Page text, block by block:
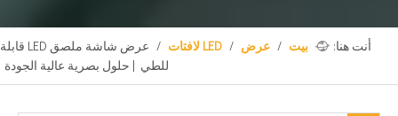
أنت هنا: بيت / عرض / LED لافتات /
عرض شاشة ملصق LED قابلة
للطي | حلول بصرية عالية الجودة